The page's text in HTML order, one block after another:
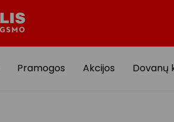
Pramogos Akcijos Dovanų